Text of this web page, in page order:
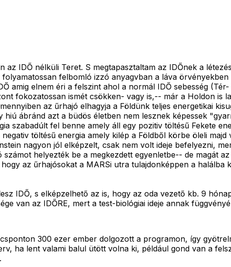
IDŐ nélküli Teret. S megtapasztaltam az IDŐnek a
felbomló izzó anyagvban a láva
amig elnem éri a felszint ahol a normál IDŐ sebesség
fokozatossan ismét csökken- vagy is,-- már a Holdon is
az űrhajó elhagyja a Földünk teljes energetikai
ábránd azt a büdös életben nem lesznek képessek
szabadúlt fel benne amely áll egy pozitiv töltésű Fekete
töltésű energia amely kilép a Földből körbe öleli
nagyon jól elképzelt, csak nem volt ideje befelyezni,
helyezték be a megkezdett egyenletbe-- de magát
az űrhajósokat a MARSi utra tulajdonképpen a halálba
IDŐ, s elképzelhető az is, hogy az oda vezető kb. 9
van az IDŐRE, mert a test-biológiai ideje annak
300 ezer ember dolgozott a programon, így
ha lent valami balul ütött volna ki, például gond van a